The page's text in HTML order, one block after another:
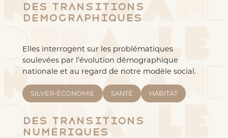
Des transitions
démographiques
Elles interrogent sur les problématiques
soulevées par l’évolution démographique
nationale et au regard de notre modèle social.
SILVER-ÉCONOMIE SANTÉ HABITAT
Des transitions
numériques